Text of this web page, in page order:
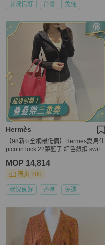
狀況良好 台灣 免運
Hermès
【98新✨全網最低價】Hermes愛馬仕
picotin lock 22菜籃子 紅色銀扣 swift
MOP 14,814
現折 200
狀況良好 香港 免運